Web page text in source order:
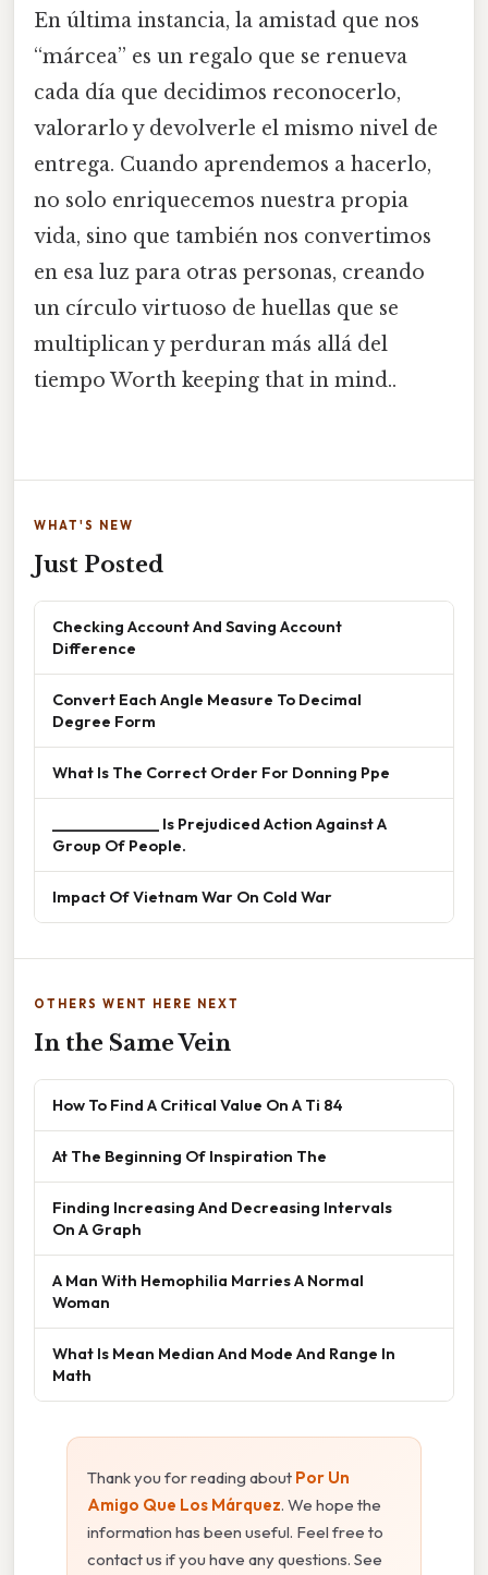
En última instancia, la amistad que nos
“márcea” es un regalo que se renueva
cada día que decidimos reconocerlo,
valorarlo y devolverle el mismo nivel de
entrega. Cuando aprendemos a hacerlo,
no solo enriquecemos nuestra propia
vida, sino que también nos convertimos
en esa luz para otras personas, creando
un círculo virtuoso de huellas que se
multiplican y perduran más allá del
tiempo Worth keeping that in mind..
WHAT'S NEW
Just Posted
Checking Account And Saving Account
Difference
Convert Each Angle Measure To Decimal
Degree Form
What Is The Correct Order For Donning Ppe
______________ Is Prejudiced Action Against A
Group Of People.
Impact Of Vietnam War On Cold War
OTHERS WENT HERE NEXT
In the Same Vein
How To Find A Critical Value On A Ti 84
At The Beginning Of Inspiration The
Finding Increasing And Decreasing Intervals
On A Graph
A Man With Hemophilia Marries A Normal
Woman
What Is Mean Median And Mode And Range In
Math
Thank you for reading about Por Un
Amigo Que Los Márquez. We hope the
information has been useful. Feel free to
contact us if you have any questions. See